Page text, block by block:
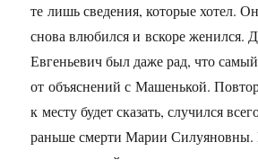
те лишь сведения, которые хотел.
снова влюбился и вскоре женился.
Евгеньевич был даже рад, что
от объяснений с Машенькой.
к месту будет сказать, случился
раньше смерти Марии Силуяновны.